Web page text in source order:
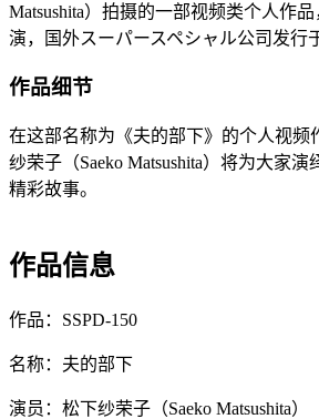
Matsushita）拍摄的一部视频类个人作
演，国外スーパースペシャル公司发行
作品细节
在这部名称为《夫的部下》的个人视频
纱荣子（Saeko Matsushita）将为大家
精彩故事。
作品信息
作品：SSPD-150
名称：夫的部下
演员：松下纱荣子（Saeko Matsushita）